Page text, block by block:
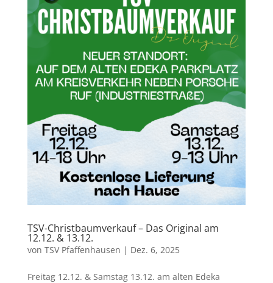
TSV-Christbaumverkauf – Das Original am
12.12. & 13.12.
von TSV Pfaffenhausen | Dez. 6, 2025
Freitag 12.12. & Samstag 13.12. am alten Edeka